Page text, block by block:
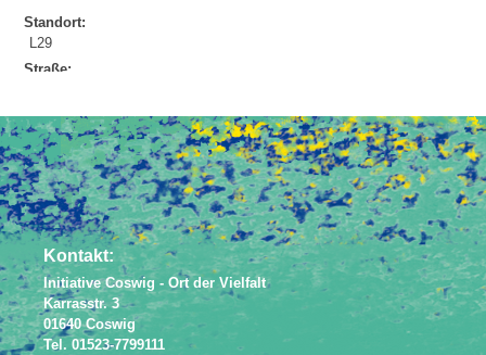
Standort:
L29
Straße:
Powered byJEM
Kontakt:
Initiative Coswig - Ort der Vielfalt
Karrasstr. 3
01640 Coswig
Tel. 01523-7799111